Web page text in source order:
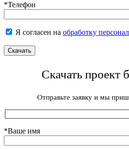
*Телефон
Я согласен на обработку
Скачать проект
Отправьте заявку и мы
*Ваше имя